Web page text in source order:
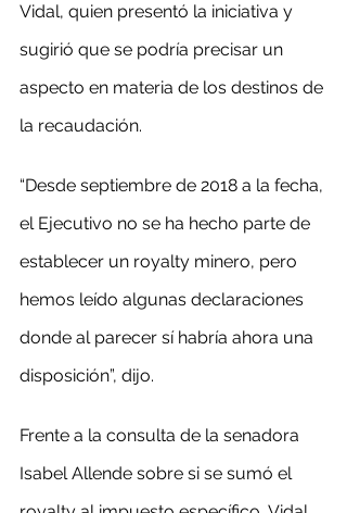
Vidal, quien presentó la iniciativa y
sugirió que se podría precisar un
aspecto en materia de los destinos de
la recaudación.
“Desde septiembre de 2018 a la fecha,
el Ejecutivo no se ha hecho parte de
establecer un royalty minero, pero
hemos leído algunas declaraciones
donde al parecer sí habría ahora una
disposición”, dijo.
Frente a la consulta de la senadora
Isabel Allende sobre si se sumó el